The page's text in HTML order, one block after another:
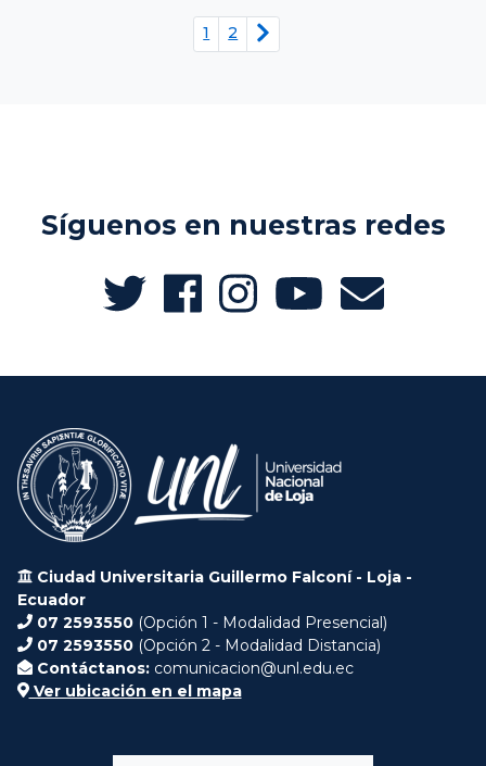
1 2
Síguenos en nuestras redes
Ciudad Universitaria Guillermo Falconí - Loja -
Ecuador
07 2593550 (Opción 1 - Modalidad Presencial)
07 2593550 (Opción 2 - Modalidad Distancia)
Contáctanos: comunicacion@unl.edu.ec
Ver ubicación en el mapa